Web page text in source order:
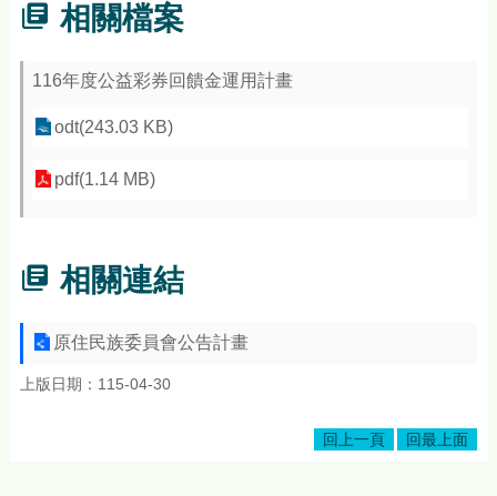
相關檔案
116年度公益彩券回饋金運用計畫
odt(243.03 KB)
pdf(1.14 MB)
相關連結
原住民族委員會公告計畫
上版日期：115-04-30
回上一頁 回最上面